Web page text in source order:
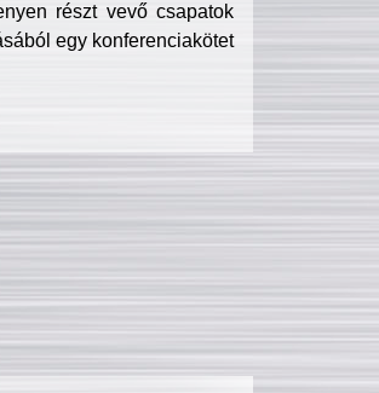
részt vevő csapatok
egy konferenciakötet